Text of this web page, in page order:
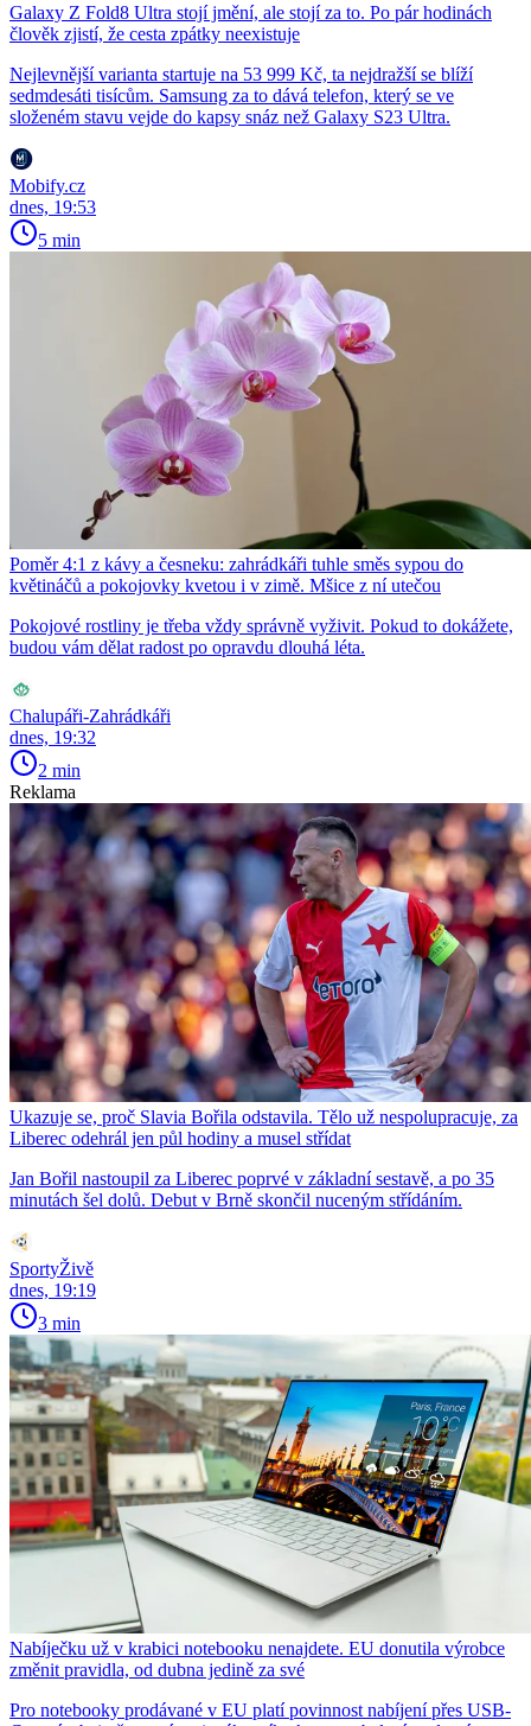
Galaxy Z Fold8 Ultra stojí jmění, ale stojí za to. Po pár hodinách
člověk zjistí, že cesta zpátky neexistuje
Nejlevnější varianta startuje na 53 999 Kč, ta nejdražší se blíží
sedmdesáti tisícům. Samsung za to dává telefon, který se ve
složeném stavu vejde do kapsy snáz než Galaxy S23 Ultra.
Mobify.cz
dnes, 19:53
5 min
Poměr 4:1 z kávy a česneku: zahrádkáři tuhle směs sypou do
květináčů a pokojovky kvetou i v zimě. Mšice z ní utečou
Pokojové rostliny je třeba vždy správně vyživit. Pokud to dokážete,
budou vám dělat radost po opravdu dlouhá léta.
Chalupáři-Zahrádkáři
dnes, 19:32
2 min
Reklama
Ukazuje se, proč Slavia Bořila odstavila. Tělo už nespolupracuje, za
Liberec odehrál jen půl hodiny a musel střídat
Jan Bořil nastoupil za Liberec poprvé v základní sestavě, a po 35
minutách šel dolů. Debut v Brně skončil nuceným střídáním.
SportyŽivě
dnes, 19:19
3 min
Nabíječku už v krabici notebooku nenajdete. EU donutila výrobce
změnit pravidla, od dubna jedině za své
Pro notebooky prodávané v EU platí povinnost nabíjení přes USB-